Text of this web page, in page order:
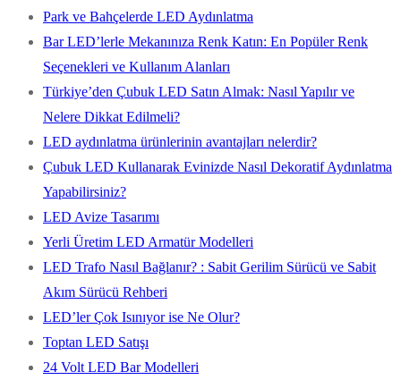
Park ve Bahçelerde LED Aydınlatma
Bar LED’lerle Mekanınıza Renk Katın: En Popüler Renk
Seçenekleri ve Kullanım Alanları
Türkiye’den Çubuk LED Satın Almak: Nasıl Yapılır ve
Nelere Dikkat Edilmeli?
LED aydınlatma ürünlerinin avantajları nelerdir?
Çubuk LED Kullanarak Evinizde Nasıl Dekoratif Aydınlatma
Yapabilirsiniz?
LED Avize Tasarımı
Yerli Üretim LED Armatür Modelleri
LED Trafo Nasıl Bağlanır? : Sabit Gerilim Sürücü ve Sabit
Akım Sürücü Rehberi
LED’ler Çok Isınıyor ise Ne Olur?
Toptan LED Satışı
24 Volt LED Bar Modelleri